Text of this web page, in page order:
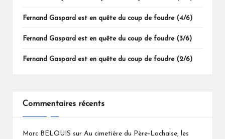
Fernand Gaspard est en quête du coup de foudre (4/6)
Fernand Gaspard est en quête du coup de foudre (3/6)
Fernand Gaspard est en quête du coup de foudre (2/6)
Commentaires récents
Marc BELOUIS sur Au cimetière du Père-Lachaise, les